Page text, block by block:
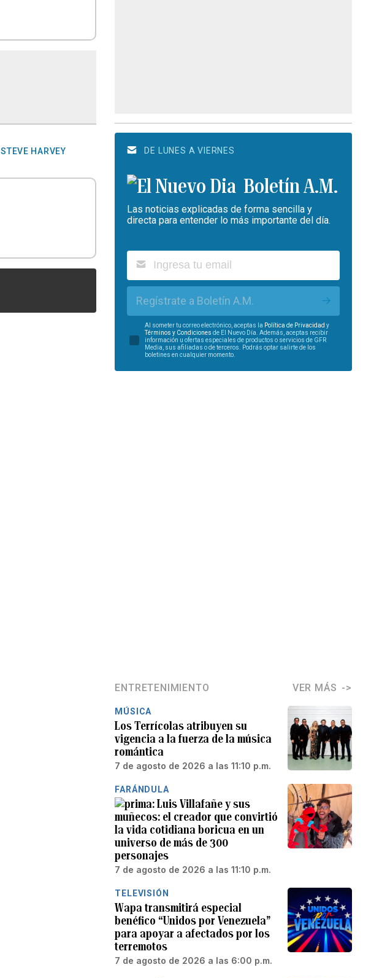
STEVE HARVEY
DE LUNES A VIERNES
Boletín A.M.
Las noticias explicadas de forma sencilla y
directa para entender lo más importante del día.
Regístrate a Boletín A.M.
Al someter tu correo electrónico, aceptas la Política de Privacidad y
Términos y Condiciones de El Nuevo Día. Además, aceptas recibir
información u ofertas especiales de productos o servicios de GFR
Media, sus afiliadas o de terceros. Podrás optar salirte de los
boletines en cualquier momento.
ENTRETENIMIENTO VER MÁS
MÚSICA
Los Terrícolas atribuyen su
vigencia a la fuerza de la música
romántica
7 de agosto de 2026 a las 11:10 p.m.
FARÁNDULA
Luis Villafañe y sus
muñecos: el creador que convirtió
la vida cotidiana boricua en un
universo de más de 300
personajes
7 de agosto de 2026 a las 11:10 p.m.
TELEVISIÓN
Wapa transmitirá especial
benéfico “Unidos por Venezuela”
para apoyar a afectados por los
terremotos
7 de agosto de 2026 a las 6:00 p.m.